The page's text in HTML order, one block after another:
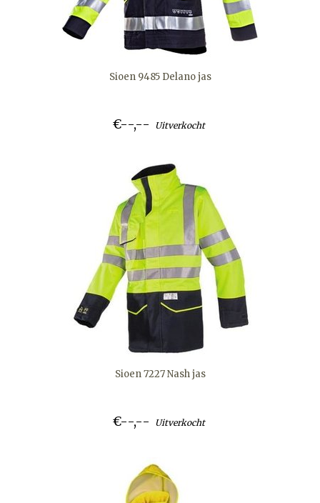
Sioen 9485 Delano jas
€--,-- Uitverkocht
Sioen 7227 Nash jas
€--,-- Uitverkocht